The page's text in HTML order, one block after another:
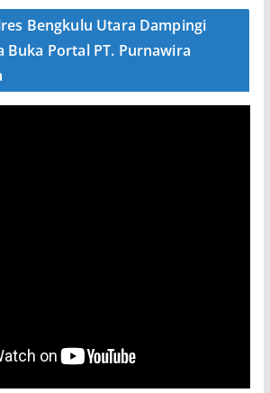
Bengkulu Utara Dampingi
Buka Portal PT. Purnawira